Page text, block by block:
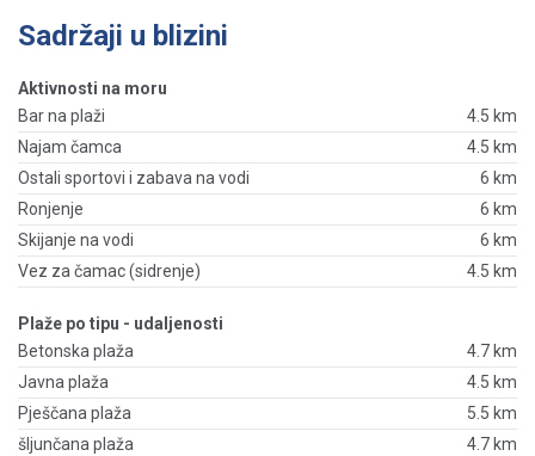
Sadržaji u blizini
Aktivnosti na moru
Bar na plaži
4.5 km
Najam čamca
4.5 km
Ostali sportovi i zabava na vodi
6 km
Ronjenje
6 km
Skijanje na vodi
6 km
Vez za čamac (sidrenje)
4.5 km
Plaže po tipu - udaljenosti
Betonska plaža
4.7 km
Javna plaža
4.5 km
Pješčana plaža
5.5 km
šljunčana plaža
4.7 km